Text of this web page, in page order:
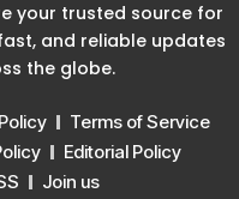
your trusted source for
and reliable updates
the globe.
Terms of Service
Editorial Policy
Join us